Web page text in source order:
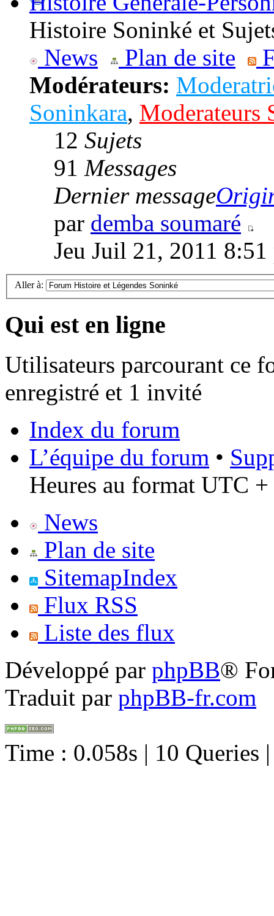
Histoire Soninké et
News
Plan de site
Modérateurs:
Soninkara, Moderateurs
12 Sujets
91 Messages
Dernier message
par demba soumaré
Jeu Juil 21, 2011 8:51
Aller à:
Qui est en ligne
Utilisateurs parcourant ce
enregistré et 1 invité
Index du forum
L’équipe du forum •
Heures au format UTC +
News
Plan de site
SitemapIndex
Flux RSS
Liste des flux
Développé par phpBB®
Traduit par phpBB-fr.com
Time : 0.058s | 10 Queries